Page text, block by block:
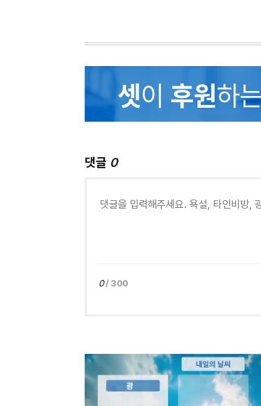
댓글 0
0/ 300